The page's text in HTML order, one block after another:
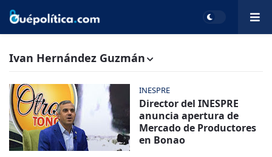
Ivan Hernández Guzmán
INESPRE
Director del INESPRE
anuncia apertura de
Mercado de Productores
en Bonao